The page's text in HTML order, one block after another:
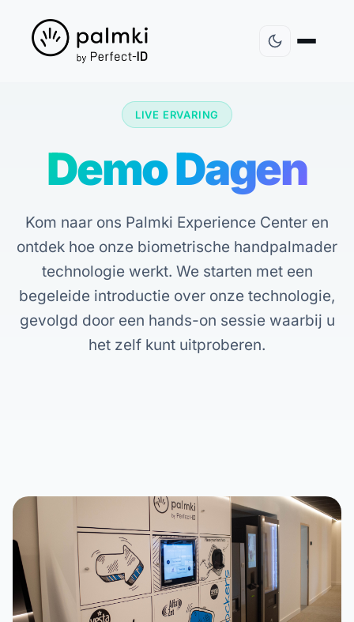
LIVE ERVARING
Demo Dagen
Kom naar ons Palmki Experience Center en
ontdek hoe onze biometrische handpalmader
technologie werkt. We starten met een
begeleide introductie over onze technologie,
gevolgd door een hands-on sessie waarbij u
het zelf kunt uitproberen.